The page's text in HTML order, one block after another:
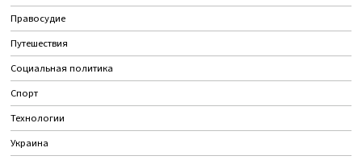
Правосудие
Путешествия
Социальная политика
Спорт
Технологии
Украина